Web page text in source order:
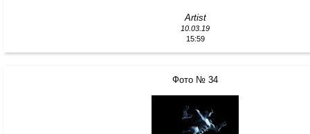
Artist
10.03.19
15:59
Фото № 34